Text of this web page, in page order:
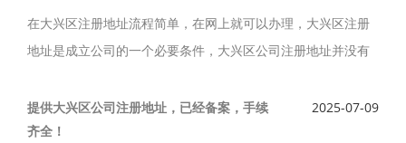
在大兴区注册地址流程简单，在网上就可以办理，大兴区注册
地址是成立公司的一个必要条件，大兴区公司注册地址并没有
注册地址那么多，怎么选择？
提供大兴区公司注册地址，已经备案，手续
齐全！
2025-07-09